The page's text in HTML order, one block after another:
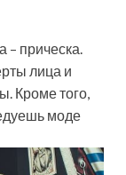
– прическа.
лица и
Кроме того,
моде